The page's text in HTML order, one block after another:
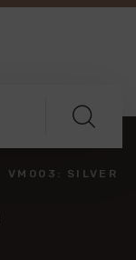
VM003: SILVER